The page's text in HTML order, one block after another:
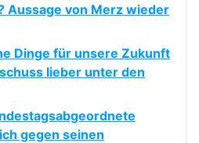
Aussage von Merz wieder
Dinge für unsere Zukunft
lieber unter den
gegen seinen